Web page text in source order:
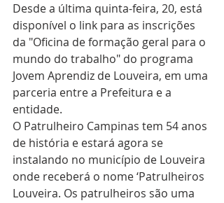
Desde a última quinta-feira, 20, está
disponível o link para as inscrições
da "Oficina de formação geral para o
mundo do trabalho" do programa
Jovem Aprendiz de Louveira, em uma
parceria entre a Prefeitura e a
entidade.
O Patrulheiro Campinas tem 54 anos
de história e estará agora se
instalando no município de Louveira
onde receberá o nome ‘Patrulheiros
Louveira. Os patrulheiros são uma